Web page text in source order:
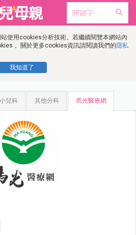
使用cookies分析技術。若繼續閱覽本網站內
， 關於更多cookies資訊請閱讀我們的隱私
我知道了
小兒科 其他分科 馬光醫療網